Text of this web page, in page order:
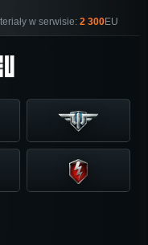
w serwisie: 2 300EU